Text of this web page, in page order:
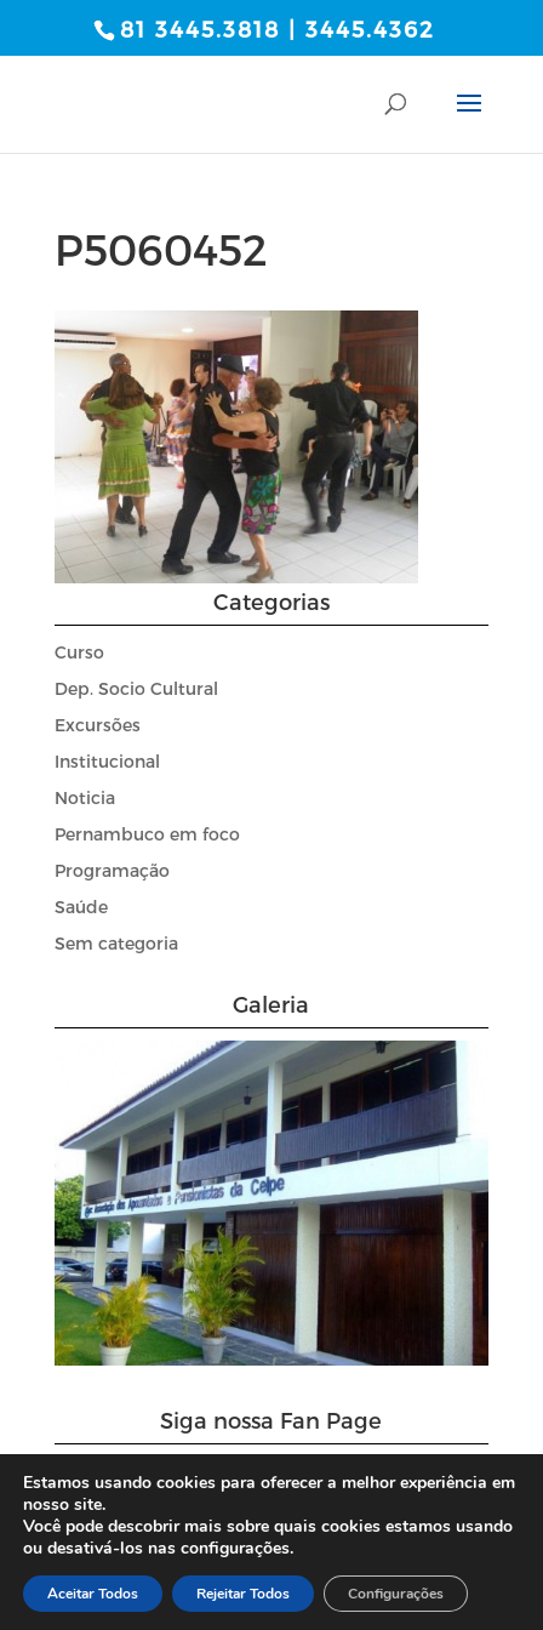
81 3445.3818 | 3445.4362
P5060452
Categorias
Curso
Dep. Socio Cultural
Excursões
Institucional
Noticia
Pernambuco em foco
Programação
Saúde
Sem categoria
Galeria
Siga nossa Fan Page
Estamos usando cookies para oferecer a melhor experiência em
nosso site.
Você pode descobrir mais sobre quais cookies estamos usando
ou desativá-los nas configurações.
Aceitar Todos Rejeitar Todos Configurações